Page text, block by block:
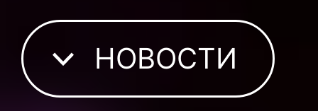
НОВОСТИ